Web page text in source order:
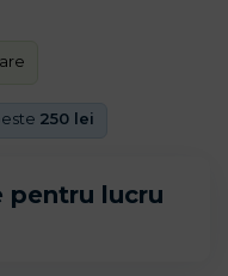
pentru lucru
250 lei